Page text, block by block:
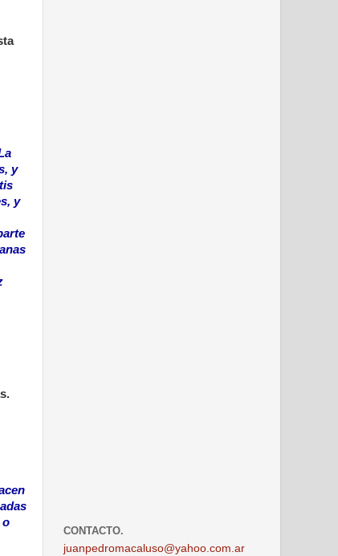
y
y
o
CONTACTO.
juanpedromacaluso@yahoo.com.ar